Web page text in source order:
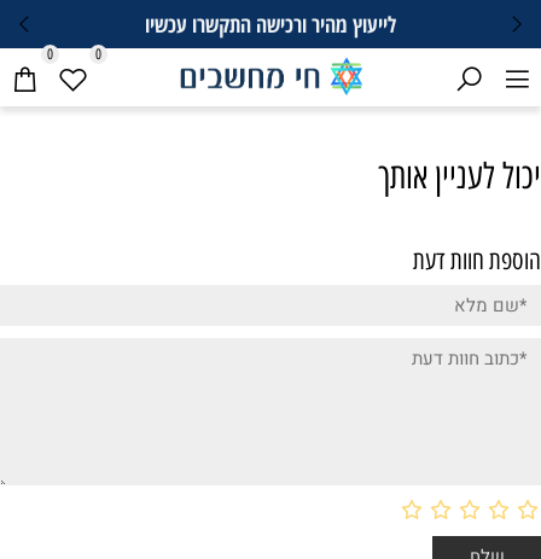
לייעוץ מהיר ורכישה התקשרו עכשיו
0 0
יכול לעניין אותך
הוספת חוות דעת